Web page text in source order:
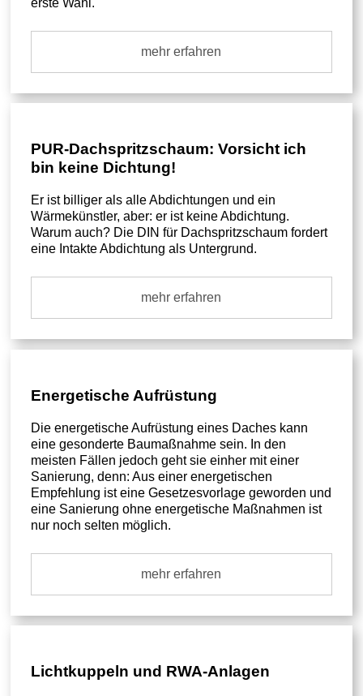
mehr erfahren
PUR-Dachspritzschaum: Vorsicht ich
bin keine Dichtung!
Er ist billiger als alle Abdichtungen und ein
Wärmekünstler, aber: er ist keine Abdichtung.
Warum auch? Die DIN für Dachspritzschaum fordert
eine Intakte Abdichtung als Untergrund.
mehr erfahren
Energetische Aufrüstung
Die energetische Aufrüstung eines Daches kann
eine gesonderte Baumaßnahme sein. In den
meisten Fällen jedoch geht sie einher mit einer
Sanierung, denn: Aus einer energetischen
Empfehlung ist eine Gesetzesvorlage geworden und
eine Sanierung ohne energetische Maßnahmen ist
nur noch selten möglich.
mehr erfahren
Lichtkuppeln und RWA-Anlagen